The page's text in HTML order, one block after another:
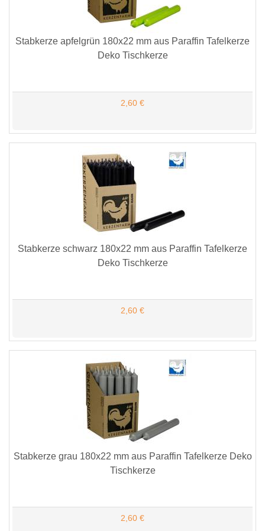
Stabkerze apfelgrün 180x22 mm aus Paraffin Tafelkerze
Deko Tischkerze
2,60 €
Stabkerze schwarz 180x22 mm aus Paraffin Tafelkerze
Deko Tischkerze
2,60 €
Stabkerze grau 180x22 mm aus Paraffin Tafelkerze Deko
Tischkerze
2,60 €